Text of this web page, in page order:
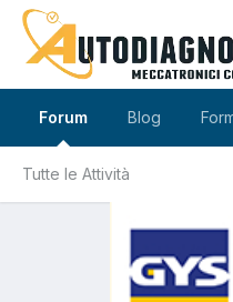
Forum
Tutte le Attività
Blog